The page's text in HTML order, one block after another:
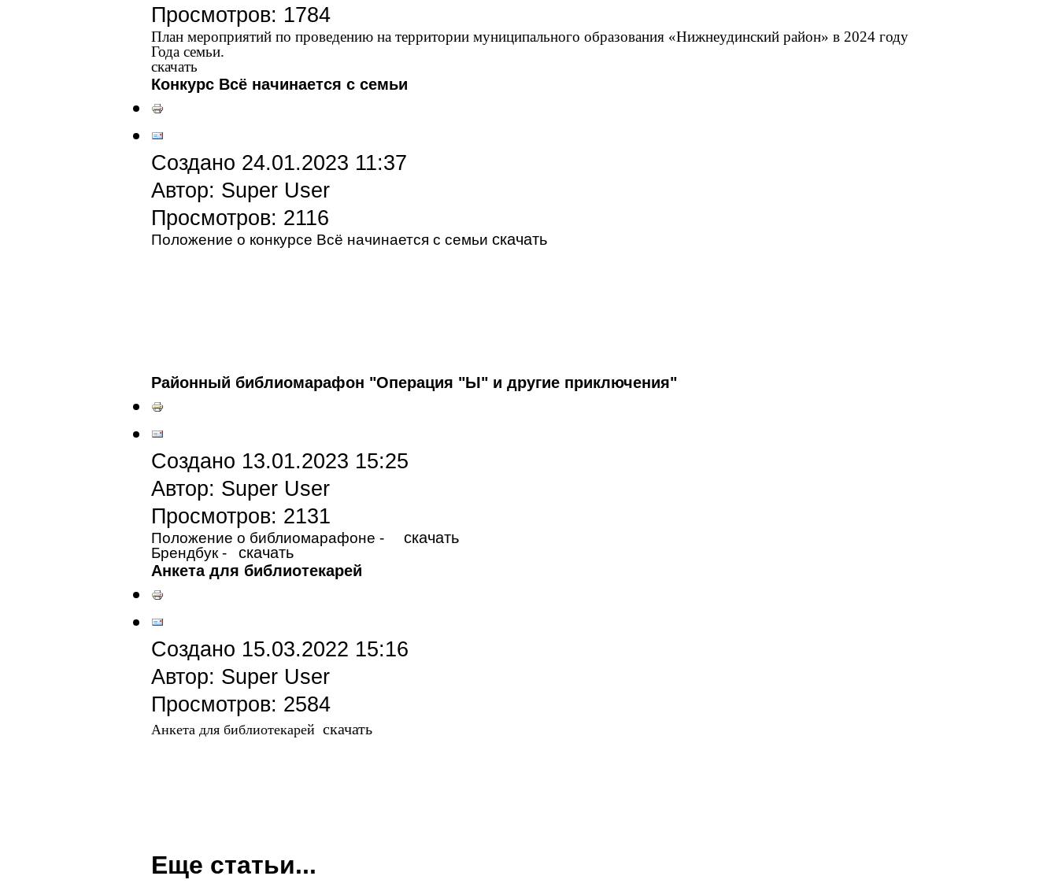
Просмотров: 1784
План мероприятий по проведению на территории муниципального образования «Нижнеудинский район» в 2024 году
Года семьи.
скачать
Конкурс Всё начинается с семьи
Создано 24.01.2023 11:37
Автор: Super User
Просмотров: 2116
Положение о конкурсе Всё начинается с семьи скачать
Районный библиомарафон "Операция "Ы" и другие приключения"
Создано 13.01.2023 15:25
Автор: Super User
Просмотров: 2131
Положение о библиомарафоне - скачать
Брендбук - скачать
Анкета для библиотекарей
Создано 15.03.2022 15:16
Автор: Super User
Просмотров: 2584
Анкета для библиотекарей скачать
Еще статьи...